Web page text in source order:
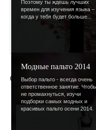
Поэтому ты ждешь лучших
времен для изучения языка –
когда у тебя будет больше...
Модные пальто 2014
Выбор пальто - всегда очень
ответственное занятие.
не промахнуться, изучи
подборки самых модных и
красивых пальто осени 2014.
Сара-Джесика Паркер